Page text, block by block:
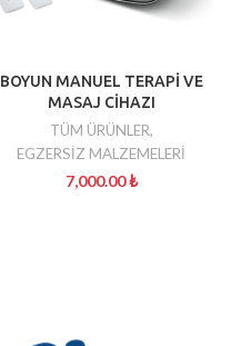
BOYUN MANUEL TERAPİ VE
MASAJ CİHAZI
TÜM ÜRÜNLER,
EGZERSİZ MALZEMELERİ
7,000.00₺